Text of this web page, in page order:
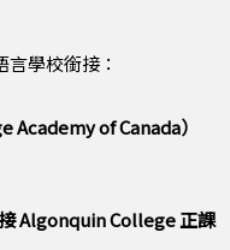
學校銜接：
of Canada）
Algonquin College 正課